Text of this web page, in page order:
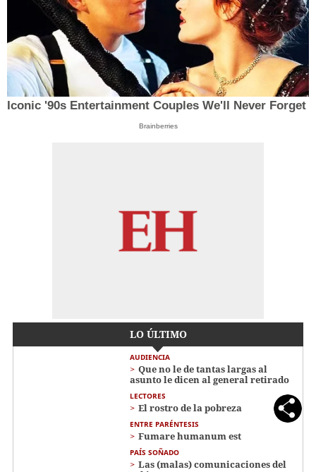
Iconic '90s Entertainment Couples We'll Never Forget
Brainberries
LO ÚLTIMO
AUDIENCIA
Que no le de tantas largas al
asunto le dicen al general retirado
LECTORES
El rostro de la pobreza
ENTRE PARÉNTESIS
Fumare humanum est
PAÍS SOÑADO
Las (malas) comunicaciones del